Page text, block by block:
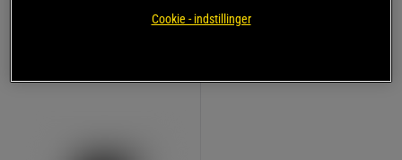
149 kr
Cookie - indstillinger